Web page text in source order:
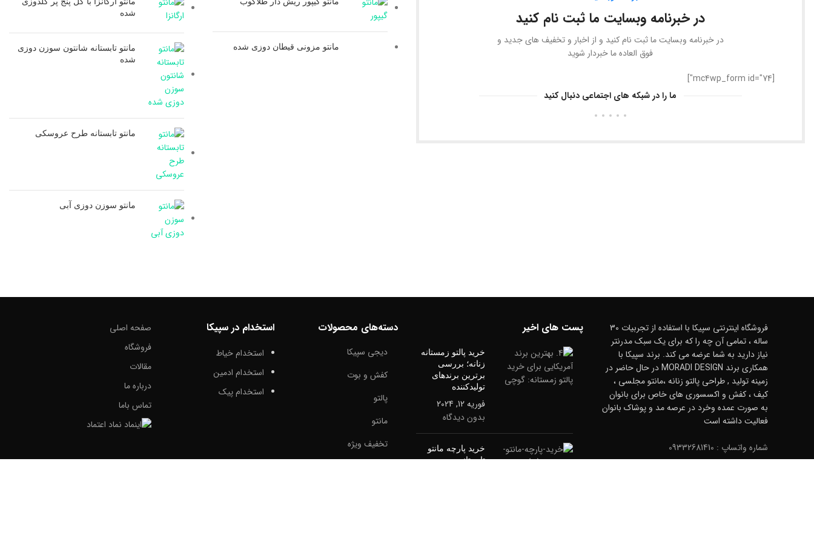
شده
مانتو تابستانه شانتون سوزن دوزی
شده
مانتو تابستانه طرح عروسکی
مانتو سوزن دوزی آبی
مانتو مزونی قیطان دوزی شده
در خبرنامه وبسایت ما ثبت نام کنید
در خبرنامه وبسایت ما ثبت نام کنید و از اخبار و تخفیف های جدید و
فوق العاده ما خبردار شوید
[mc4wp_form id="74"]
ما را در شبکه های اجتماعی دنبال کنید
فروشگاه اینترنتی سپیکا با استفاده از تجربیات 30
ساله ، تمامی آن چه را که برای یک سبک مدرنتر
نیاز دارید به شما عرضه می کند. برند سپیکا با
همکاری برند MORADI DESIGN در حال حاضر در
زمینه تولید , طراحی پالتو زنانه ،مانتو مجلسی ،
کیف ، کفش و اکسسوری های خاص برای بانوان
به صورت عمده وخرد در عرصه مد و پوشاک بانوان
فعالیت داشته است
شماره واتساپ : 09332681410
پست های اخیر
خرید پالتو زمستانه
زنانه؛ بررسی
برترین برندهای
تولیدکننده
فوریه 12, 2024
بدون دیدگاه
خرید پارچه مانتو
تابستانی
دسته‌های محصولات
دیجی سپیکا
کفش و بوت
پالتو
مانتو
تخفیف ویژه
استخدام در سپیکا
استخدام خیاط
استخدام ادمین
استخدام پیک
صفحه اصلی
فروشگاه
مقالات
درباره ما
تماس باما